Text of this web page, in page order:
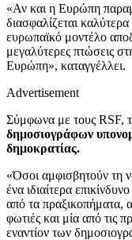
«Αν και η Ευρώπη
διασφαλίζεται
ευρωπαϊκό μοντέλο
μεγαλύτερες πτώσεις
Ευρώπη», καταγγέλλει.
Advertisement
Σύμφωνα με τους RSF,
δημοσιογράφων
δημοκρατίας.
«Όσοι αμφισβητούν τη
ένα ιδιαίτερα
από τα πραξικοπήματα,
φωτιές και μία από τις
εναντίον των